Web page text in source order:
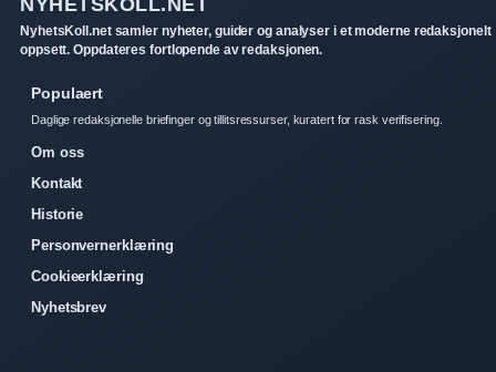
NYHETSKOLL.NET
NyhetsKoll.net samler nyheter, guider og analyser i et moderne redaksjonelt
oppsett. Oppdateres fortlopende av redaksjonen.
Populaert
Daglige redaksjonelle briefinger og tillitsressurser, kuratert for rask verifisering.
Om oss
Kontakt
Historie
Personvernerklæring
Cookieerklæring
Nyhetsbrev